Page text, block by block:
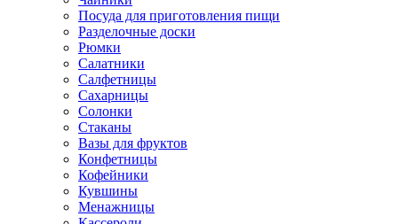
Посуда для приготовления пищи
Разделочные доски
Рюмки
Салатники
Салфетницы
Сахарницы
Солонки
Стаканы
Вазы для фруктов
Конфетницы
Кофейники
Кувшины
Менажницы